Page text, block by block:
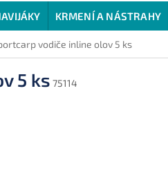
KRMENÍ A NÁSTRAHY
vodiče inline olov 5 ks
5 ks 75114